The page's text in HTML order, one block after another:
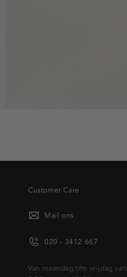
Customer Care
Mail ons
020 - 3412 667
Van maandag t/m vrijdag van